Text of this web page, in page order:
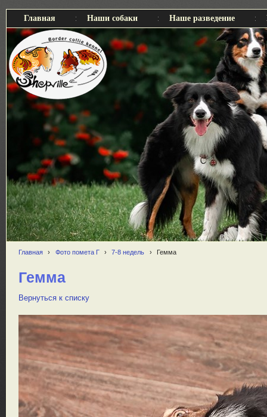
Главная Наши собаки Наше разведение
Главная › Фото помета Г › 7-8 недель › Гемма
Гемма
Вернуться к списку